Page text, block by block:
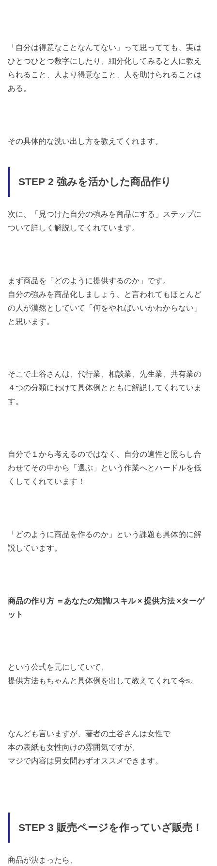
「自分は得意なことなんてない」って思ってても、実は
ひとつひとつ数字にしたり、細分化してみると人に教え
られること、人より得意なこと、人を助けられることは
ある。
その具体的な洗い出し方を教えてくれます。
STEP 2 強みを活かした商品作り
次に、「見つけた自分の強みを商品にする」ステップに
ついて詳しく解説してくれています。
まず商品を「どのように提供するのか」です。
自分の強みを商品化しましょう、と言われてもほとんど
の人が漠然としていて「何をやればいいかわからない」
と思います。
そこで土谷さんは、代行業、相談業、先生業、共有業の
４つの分類にわけて具体例とともに解説してくれていま
す。
自分で１から考えるのではなく、自分の適性と照らし合
わせてその中から「選ぶ」という作業へとハードルを低
くしてくれています！
「どのように商品を作るのか」という課題も具体的に解
説しています。
商品の作り方 ＝あなたの知識/スキル × 提供方法 ×ターゲ
ット
という公式を元にしていて、
提供方法もちゃんと具体例を出して教えてくれて今s。
なんども言いますが、著者の土谷さんは女性で
本の表紙も女性向けの雰囲気ですが、
マジで内容は男女問わずオススメできます。
STEP 3 販売ページを作っていざ販売！
商品が決まったら、